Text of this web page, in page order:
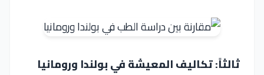
ثالثاً: تكاليف المعيشة في بولندا ورومانيا